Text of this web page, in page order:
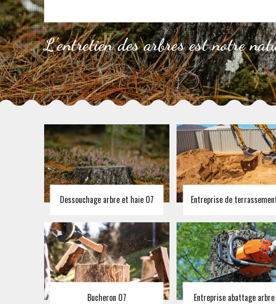
L'entretien des arbres est notre
Dessouchage arbre et haie 07 Entreprise de
Bucheron 07 Entreprise abattage